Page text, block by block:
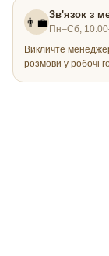
👨‍💼
Зв'язок з
Пн–Сб,
Викличте
розмови у робочі